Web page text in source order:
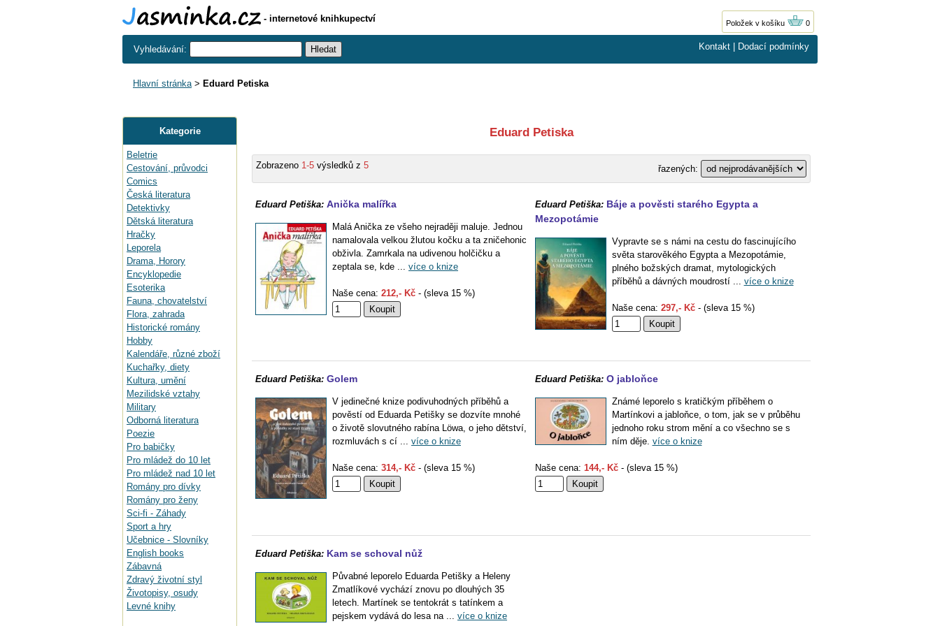
- internetové knihkupectví Položek v košíku 0
Vyhledávání: Kontakt Dodací podmínky
Hlavní stránka> Eduard Petiska
Kategorie
Beletrie
Cestování, průvodci
Comics
Česká literatura
Detektivky
Dětská literatura
Hračky
Leporela
Drama, Horory
Encyklopedie
Esoterika
Fauna, chovatelství
Flora, zahrada
Historické romány
Hobby
Kalendáře, různé zboží
Kuchařky, diety
Kultura, umění
Mezilidské vztahy
Military
Odborná literatura
Poezie
Pro babičky
Pro mládež do 10 let
Pro mládež nad 10 let
Romány pro dívky
Romány pro ženy
Sci-fi - Záhady
Sport a hry
Učebnice - Slovníky
English books
Zábavná
Zdravý životní styl
Životopisy, osudy
Levné knihy
Eduard Petiska
Zobrazeno 1-5 výsledků z 5 řazených:
Eduard Petiška: Anička malířka
Malá Anička ze všeho nejraději maluje. Jednou
namalovala velkou žlutou kočku a ta zničehonic
obživla. Zamrkala na udivenou holčičku a
zeptala se, kde ... více o knize
Naše cena: 212,- Kč - (sleva 15 %)
Eduard Petiška: Báje a pověsti starého Egypta a
Mezopotámie
Vypravte se s námi na cestu do fascinujícího
světa starověkého Egypta a Mezopotámie,
plného božských dramat, mytologických
příběhů a dávných moudrostí ... více o knize
Naše cena: 297,- Kč- (sleva 15 %)
Eduard Petiška: Golem
V jedinečné knize podivuhodných příběhů a
pověstí od Eduarda Petišky se dozvíte mnohé
o životě slovutného rabína Löwa, o jeho dětství,
rozmluvách s cí ... více o knize
Naše cena: 314,- Kč - (sleva 15 %)
Eduard Petiška: O jabloňce
Známé leporelo s kratičkým příběhem o
Martínkovi a jabloňce, o tom, jak se v průběhu
jednoho roku strom mění a co všechno se s
ním děje. více o knize
Naše cena: 144,- Kč- (sleva 15 %)
Eduard Petiška: Kam se schoval nůž
Půvabné leporelo Eduarda Petišky a Heleny
Zmatlíkové vychází znovu po dlouhých 35
letech. Martínek se tentokrát s tatínkem a
pejskem vydává do lesa na ... více o knize